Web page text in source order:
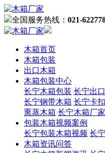
全国服务热线： 021-
木箱首页
木箱包装
出口木箱
木箱包装中心
长宁木箱包装 长宁出
长宁钢带木箱 长宁卡
熏蒸木箱 长宁木箱厂家
包装木箱视频案例
长宁包装木箱视频 长
木箱资讯问答